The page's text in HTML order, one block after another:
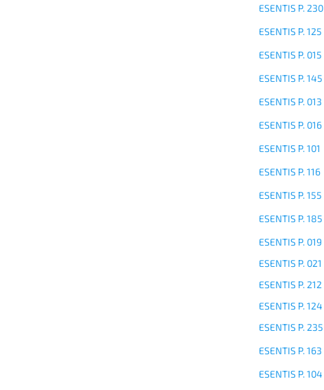
ESENTIS P. 230
ESENTIS P. 125
ESENTIS P. 015
ESENTIS P. 145
ESENTIS P. 013
ESENTIS P. 016
ESENTIS P. 101
ESENTIS P. 116
ESENTIS P. 155
ESENTIS P. 185
ESENTIS P. 019
ESENTIS P. 021
ESENTIS P. 212
ESENTIS P. 124
ESENTIS P. 235
ESENTIS P. 163
ESENTIS P. 104